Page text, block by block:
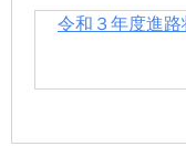
令和３年度進路